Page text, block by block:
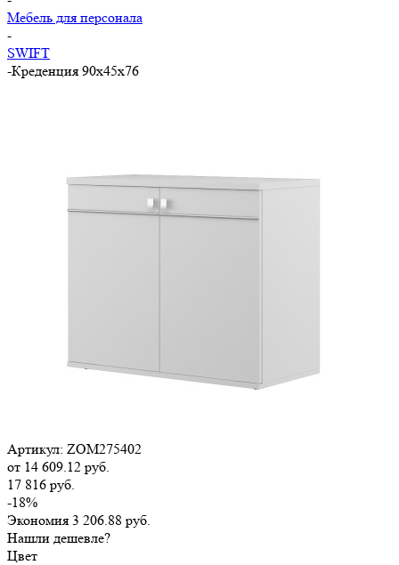
Мебель для персонала
-
SWIFT
-Креденция 90x45x76
Артикул: ZOM275402
от 14 609.12 руб.
17 816 руб.
-18%
Экономия 3 206.88 руб.
Нашли дешевле?
Цвет